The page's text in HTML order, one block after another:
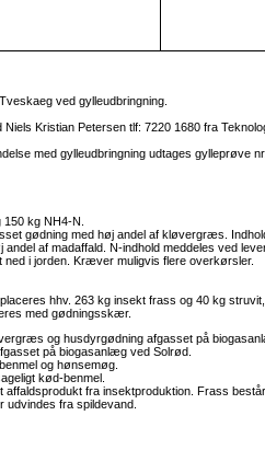
ved gylleudbringning.
Kristian Petersen tlf: 7220 1680 fra
med gylleudbringning udtages gylleprøve
kg NH4-N.
gødning med høj andel af kløvergræs.
af madaffald. N-indhold meddeles ved
ned i jorden. Kræver muligvis flere overkørsler.
hhv. 263 kg insekt frass og 40 kg
med gødningsskær.
og husdyrgødning afgasset på
på biogasanlæg ved Solrød.
og hønsemøg.
kød-benmel.
fra insektproduktion. Frass
udvindes fra spildevand.